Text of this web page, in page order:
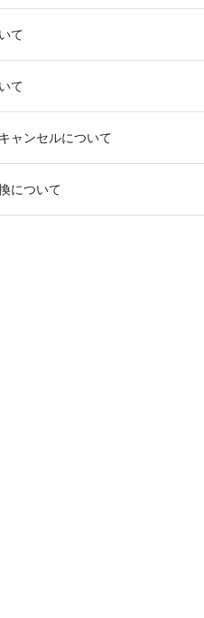
て
て
ャンセルについて
について